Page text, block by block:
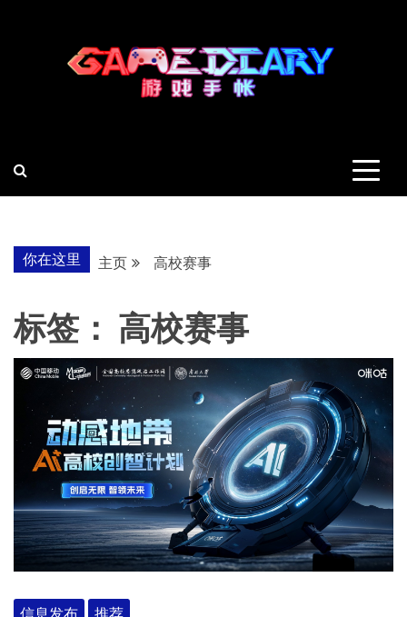
你在这里 主页 高校赛事
标签： 高校赛事
信息发布 推荐